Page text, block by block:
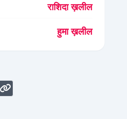
राशिदा ख़लील
हुमा ख़लील